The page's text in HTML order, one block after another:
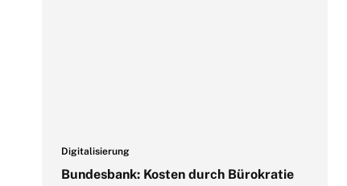
Digitalisierung
Bundesbank: Kosten durch Bürokratie